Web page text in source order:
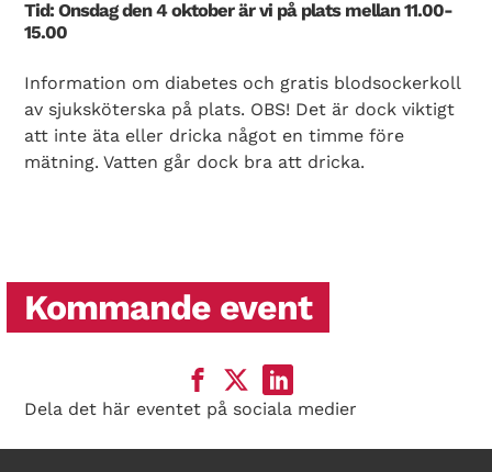
Tid: Onsdag den 4 oktober är vi på plats mellan 11.00-
15.00
Information om diabetes och gratis blodsockerkoll
av sjuksköterska på plats. OBS! Det är dock viktigt
att inte äta eller dricka något en timme före
mätning. Vatten går dock bra att dricka.
Kommande event
Dela det här eventet på sociala medier